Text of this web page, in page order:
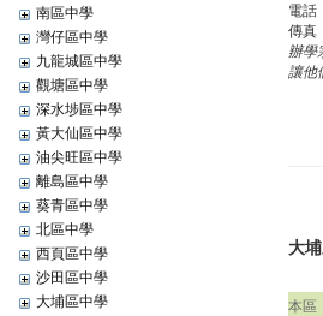
南區中學
灣仔區中學
九龍城區中學
觀塘區中學
深水埗區中學
黃大仙區中學
油尖旺區中學
離島區中學
葵青區中學
北區中學
西頁區中學
沙田區中學
大埔區中學
電話
傳真
辦學
讓他
大
本區